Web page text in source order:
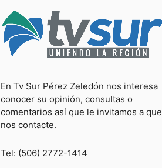
En Tv Sur Pérez Zeledón nos interesa
conocer su opinión, consultas o
comentarios así que le invitamos a que
nos contacte.
Tel: (506) 2772-1414